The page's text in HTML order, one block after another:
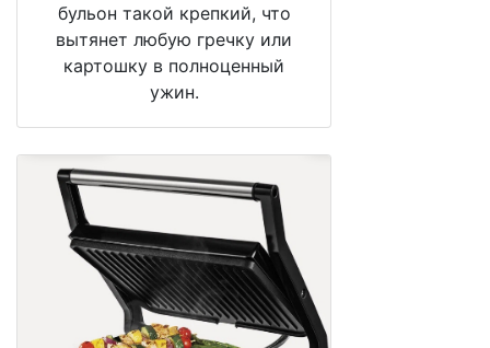
бульон такой крепкий, что
вытянет любую гречку или
картошку в полноценный
ужин.